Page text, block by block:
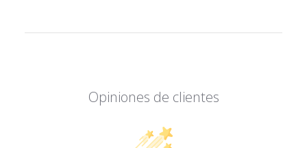
Opiniones de clientes